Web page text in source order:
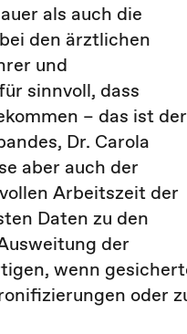
als auch die
den ärztlichen
und
sinnvoll, dass
– das ist der
Dr. Carola
aber auch der
Arbeitszeit der
Daten zu den
der
wenn
oder